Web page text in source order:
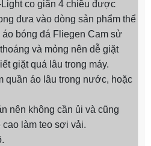
Light co giãn 4 chiều được
đưa vào dòng sản phẩm thể
bóng đá Fliegen Cam sử
và mỏng nên dễ giặt
giặt quá lâu trong máy.
quần áo lâu trong nước, hoặc
nên không cần ủi và cũng
làm teo sợi vải.